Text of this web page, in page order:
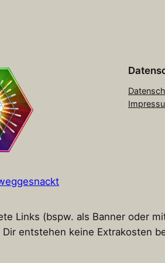
Links (bspw. als Banner oder
Dir entstehen keine Extrakosten